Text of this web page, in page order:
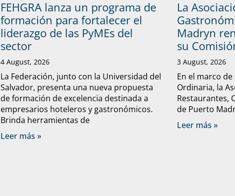
FEHGRA lanza un programa de
formación para fortalecer el
liderazgo de las PyMEs del
sector
4 August, 2026
La Federación, junto con la Universidad del
Salvador, presenta una nueva propuesta
de formación de excelencia destinada a
empresarios hoteleros y gastronómicos.
Brinda herramientas de
Leer más »
La
Madryn
su
3 August, 2026
En el marco de
Ordinaria, la
Restaurantes,
de Puerto
Leer más »